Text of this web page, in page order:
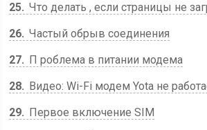
25 Что делать , если страницы не
26 Частый обрыв соединения
27
П роблема в питании модема
28
Видео: Wi-Fi модем Yota не
29
Первое включение SIM